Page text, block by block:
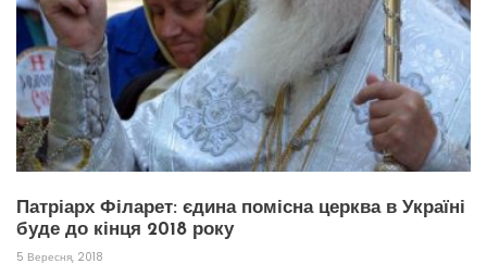
Патріарх Філарет: єдина помісна церква в Україні
буде до кінця 2018 року
5 Вересня, 2018